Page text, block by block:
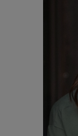
Pagar mi factura